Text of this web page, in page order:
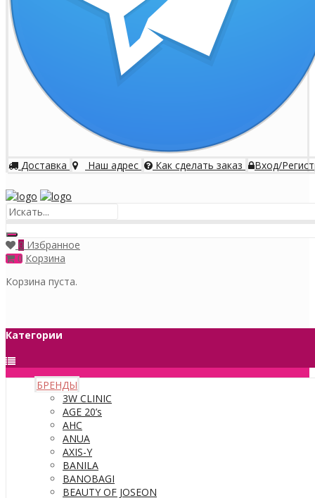
Доставка Наш адрес Как сделать заказ Вход/
Меню
0 Избранное
0 Корзина
Корзина пуста.
Категории
БРЕНДЫ
3W CLINIC
AGE 20’s
AHC
ANUA
AXIS-Y
BANILA
BANOBAGI
BEAUTY OF JOSEON